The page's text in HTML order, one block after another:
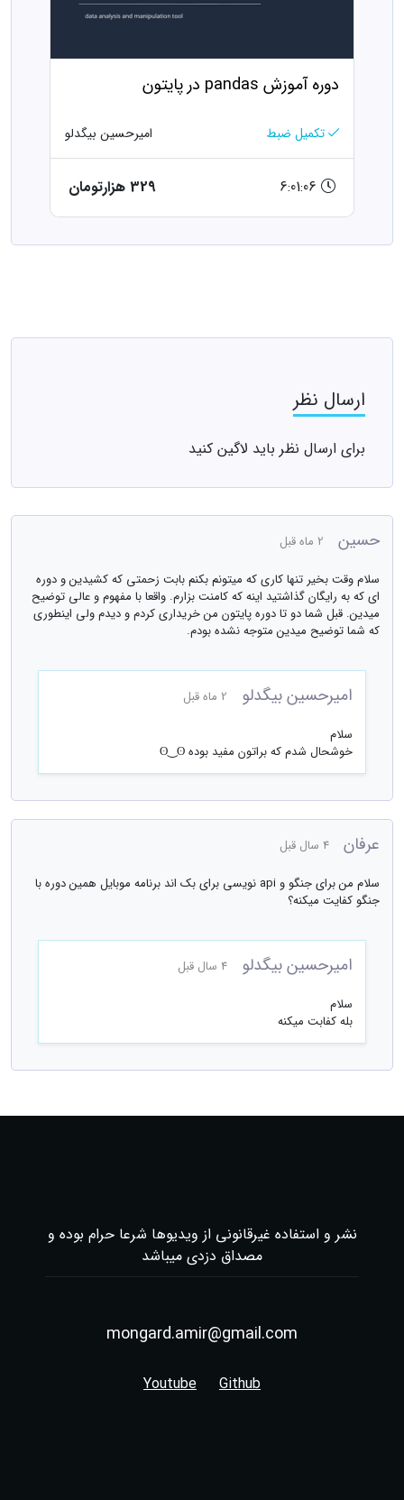
دوره آموزش pandas در پایتون
تکمیل ضبط امیرحسین بیگدلو
329 هزارتومان
ارسال نظر
برای ارسال نظر باید لاگین کنید
حسین
2 ماه قبل
سلام وقت بخیر تنها کاری که میتونم بکنم بابت زحمتی که کشیدین و دوره
ای که به رایگان گذاشتید اینه که کامنت بزارم. واقعا با مفهوم و عالی توضیح
میدین. قبل شما دو تا دوره پایتون من خریداری کردم و دیدم ولی اینطوری
که شما توضیح میدین متوجه نشده بودم.
امیرحسین بیگدلو
2 ماه قبل
سلام
خوشحال شدم که براتون مفید بوده ⁦ʘ‿ʘ⁩⁦
عرفان
4 سال قبل
سلام من برای جنگو و api نویسی برای بک اند برنامه موبایل همین دوره با
جنگو کفایت میکنه؟
امیرحسین بیگدلو
4 سال قبل
سلام
بله کفابت میکنه
نشر و استفاده غیرقانونی از ویدیوها شرعا حرام بوده و
مصداق دزدی میباشد
mongard.amir@gmail.com
Github
Youtube